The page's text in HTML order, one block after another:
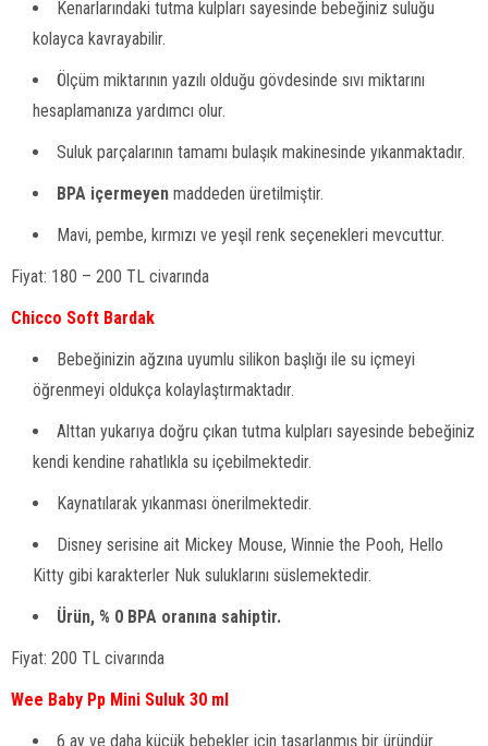
Kenarlarındaki tutma kulpları sayesinde bebeğiniz suluğu
kolayca kavrayabilir.
Ölçüm miktarının yazılı olduğu gövdesinde sıvı miktarını
hesaplamanıza yardımcı olur.
Suluk parçalarının tamamı bulaşık makinesinde yıkanmaktadır.
BPA içermeyen maddeden üretilmiştir.
Mavi, pembe, kırmızı ve yeşil renk seçenekleri mevcuttur.
Fiyat: 180 – 200 TL civarında
Chicco Soft Bardak
Bebeğinizin ağzına uyumlu silikon başlığı ile su içmeyi
öğrenmeyi oldukça kolaylaştırmaktadır.
Alttan yukarıya doğru çıkan tutma kulpları sayesinde bebeğiniz
kendi kendine rahatlıkla su içebilmektedir.
Kaynatılarak yıkanması önerilmektedir.
Disney serisine ait Mickey Mouse, Winnie the Pooh, Hello
Kitty gibi karakterler Nuk suluklarını süslemektedir.
Ürün, % 0 BPA oranına sahiptir.
Fiyat: 200 TL civarında
Wee Baby Pp Mini Suluk 30 ml
6 ay ve daha küçük bebekler için tasarlanmış bir üründür.